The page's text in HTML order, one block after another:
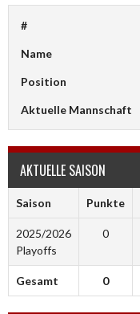
#
Name
Position
Aktuelle Mannschaft
AKTUELLE SAISON
Saison Punkte
2025/2026
Playoffs
0
Gesamt 0